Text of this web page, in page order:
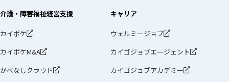
介護・障害福祉経営支援
カイポケ
カイポケM&A
かべなしクラウド
キャリア
ウェルミージョブ
カイゴジョブエージェント
カイゴジョブアカデミー